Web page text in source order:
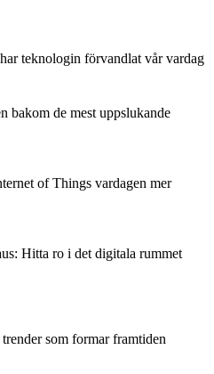
teknologin förvandlat vår vardag
bakom de mest uppslukande
of Things vardagen mer
Hitta ro i det digitala rummet
som formar framtiden